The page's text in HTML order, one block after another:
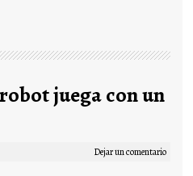
juega con un
Dejar un comentario